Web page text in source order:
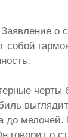
до